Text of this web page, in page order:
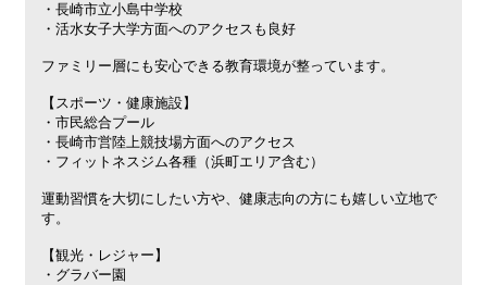
・長崎市立小島中学校
・活水女子大学方面へのアクセスも良好
ファミリー層にも安心できる教育環境が整っています。
【スポーツ・健康施設】
・市民総合プール
・長崎市営陸上競技場方面へのアクセス
・フィットネスジム各種（浜町エリア含む）
運動習慣を大切にしたい方や、健康志向の方にも嬉しい立地で
す。
【観光・レジャー】
・グラバー園